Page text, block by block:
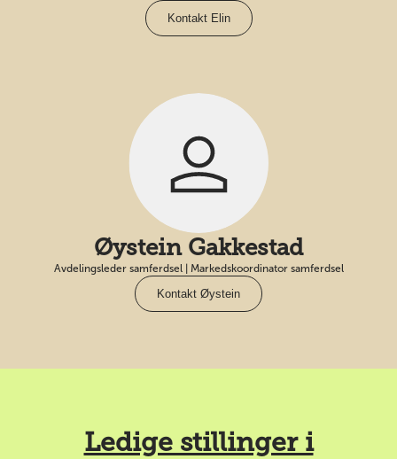
Kontakt Elin
Øystein Gakkestad
Avdelingsleder samferdsel | Markedskoordinator samferdsel
Kontakt Øystein
Ledige stillinger i